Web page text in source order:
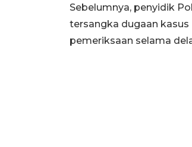
Sebelumnya, penyidik
tersangka dugaan kasus
pemeriksaan selama